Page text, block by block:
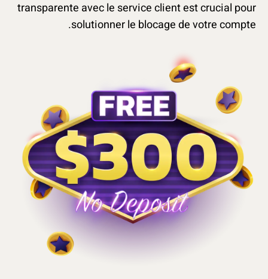
transparente avec le service client est crucial pour
solutionner le blocage de votre compte.